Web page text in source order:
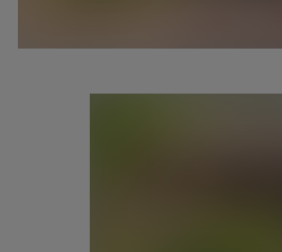
organisation parfaitement adaptée
familiale, ses espaces lumineux